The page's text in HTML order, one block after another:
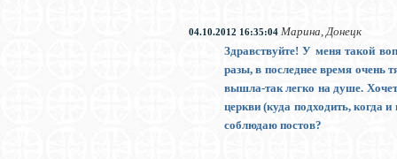
04.10.2012 16:35:04 Марина, Донецк
Здравствуйте! У меня такой
разы, в последнее время очень
вышла-так легко на душе.
церкви (куда подходить, когда
соблюдаю постов?